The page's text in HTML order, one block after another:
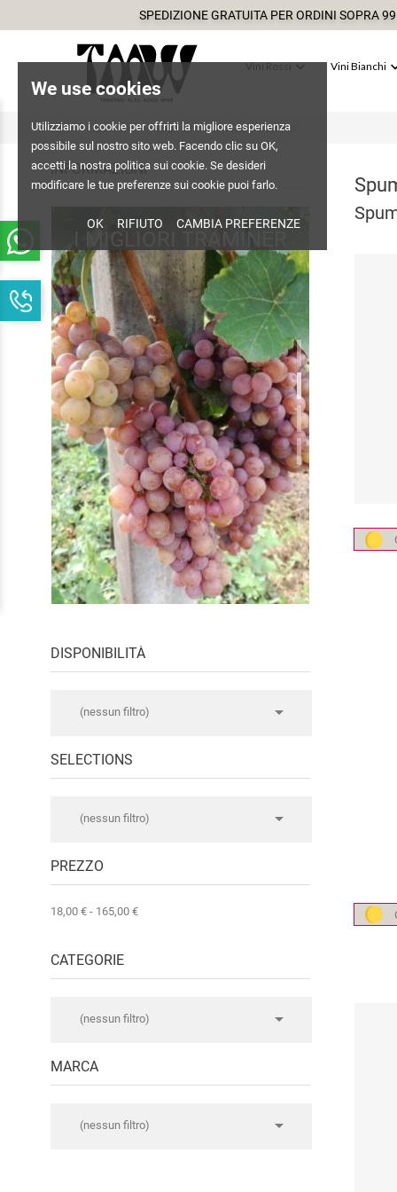
We use cookies
Utilizziamo i cookie per offrirti la migliore esperienza
possibile sul nostro sito web. Facendo clic su OK,
accetti la nostra politica sui cookie. Se desideri
modificare le tue preferenze sui cookie puoi farlo.
OK RIFIUTO CAMBIA PREFERENZE
SPEDIZIONE GRATUITA PER ORDINI SOPRA
Vini Rossi Vini Bianchi
Home Spumanti Spumanti Produttori Trentino
INFORMAZIONI
I MIGLIORI TRAMINER
DISPONIBILITÀ
(nessun filtro) 
SELECTIONS
(nessun filtro) 
PREZZO
18,00 € - 165,00 €
CATEGORIE
(nessun filtro) 
MARCA
(nessun filtro) 